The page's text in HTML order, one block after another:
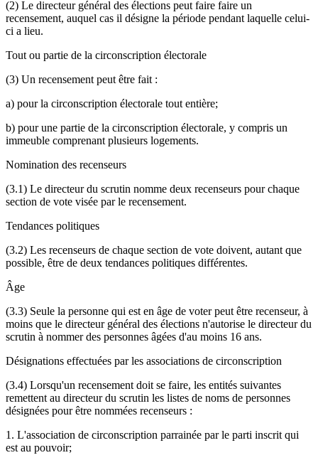
(2) Le directeur général des élections peut faire faire un
recensement, auquel cas il désigne la période pendant laquelle celui-
ci a lieu.
Tout ou partie de la circonscription électorale
(3) Un recensement peut être fait :
a) pour la circonscription électorale tout entière;
b) pour une partie de la circonscription électorale, y compris un
immeuble comprenant plusieurs logements.
Nomination des recenseurs
(3.1) Le directeur du scrutin nomme deux recenseurs pour chaque
section de vote visée par le recensement.
Tendances politiques
(3.2) Les recenseurs de chaque section de vote doivent, autant que
possible, être de deux tendances politiques différentes.
Âge
(3.3) Seule la personne qui est en âge de voter peut être recenseur, à
moins que le directeur général des élections n'autorise le directeur du
scrutin à nommer des personnes âgées d'au moins 16 ans.
Désignations effectuées par les associations de circonscription
(3.4) Lorsqu'un recensement doit se faire, les entités suivantes
remettent au directeur du scrutin les listes de noms de personnes
désignées pour être nommées recenseurs :
1. L'association de circonscription parrainée par le parti inscrit qui
est au pouvoir;